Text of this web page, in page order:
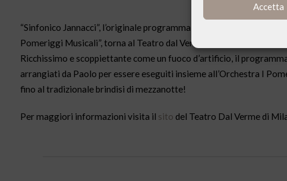
Accetta
“Sinfonico Jannacci”, l’originale programma ideato dallo stesso
Pomeriggi Musicali”, torna al Teatro dal Verme di Milano per una
Ricchissimo e scoppiettante come un fuoco d’artificio, il
arrangiati da Paolo per essere eseguiti insieme all’Orchestra I
fino al tradizionale brindisi di mezzanotte!
Per maggiori informazioni visita il sito del Teatro Dal Verme di